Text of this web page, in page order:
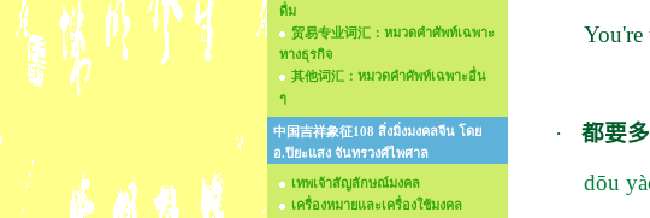
ดื่ม
贸易专业词汇：หมวดคำศัพท์เฉพาะ
ทางธุรกิจ
其他词汇：หมวดคำศัพท์เฉพาะอื่น
ๆ
中国吉祥象征108 สิ่งมิ่งมงคลจีน โดย
อ.ปิยะแสง จันทรวงศ์ไพศาล
เทพเจ้าสัญลักษณ์มงคล
เครื่องหมายและเครื่องใช้มงคล
You're
·
都要
dōu